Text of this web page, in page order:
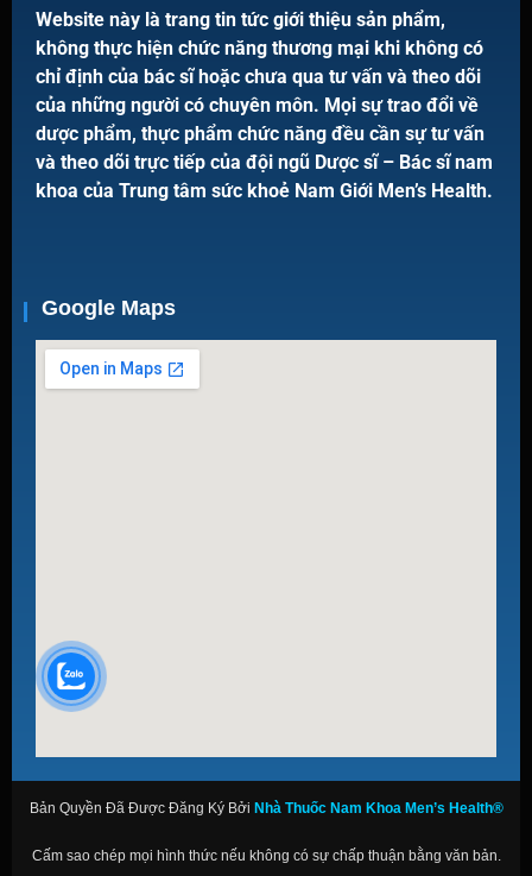
Website này là trang tin tức giới thiệu sản phẩm,
không thực hiện chức năng thương mại khi không có
chỉ định của bác sĩ hoặc chưa qua tư vấn và theo dõi
của những người có chuyên môn. Mọi sự trao đổi về
dược phẩm, thực phẩm chức năng đều cần sự tư vấn
và theo dõi trực tiếp của đội ngũ Dược sĩ – Bác sĩ nam
khoa của Trung tâm sức khoẻ Nam Giới Men’s Health.
Google Maps
Bản Quyền Đã Được Đăng Ký Bởi Nhà Thuốc Nam Khoa Men’s Health®
Cấm sao chép mọi hình thức nếu không có sự chấp thuận bằng văn bản.